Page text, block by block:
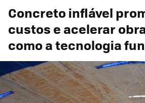
Concreto inflável
custos e acelerar
como a tecnologia